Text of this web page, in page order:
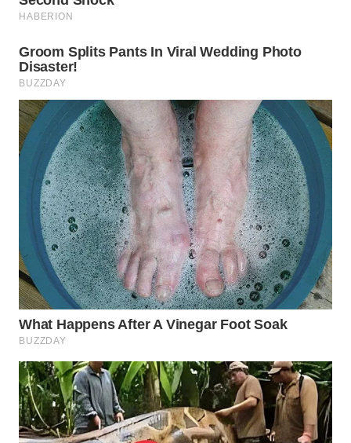
SUKABUMI
WN
PURWAKARTA
WN
PRIANGAN
TIMUR
WN
SEMARANG
WN
SOLO
WN
BOROBUDUR
WN
MADURA
WN
SURABAYA